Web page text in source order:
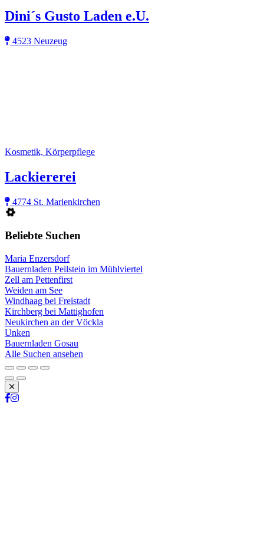
Dini´s Gusto Laden e.U.
4523 Neuzeug
Kosmetik, Körperpflege
Lackiererei
4774 St. Marienkirchen
Beliebte Suchen
Maria Enzersdorf
Bauernladen Peilstein im Mühlviertel
Zell am Pettenfirst
Weiden am See
Windhaag bei Freistadt
Kirchberg bei Mattighofen
Neukirchen an der Vöckla
Unken
Bauernladen Gosau
Alle Suchen ansehen
Schließen